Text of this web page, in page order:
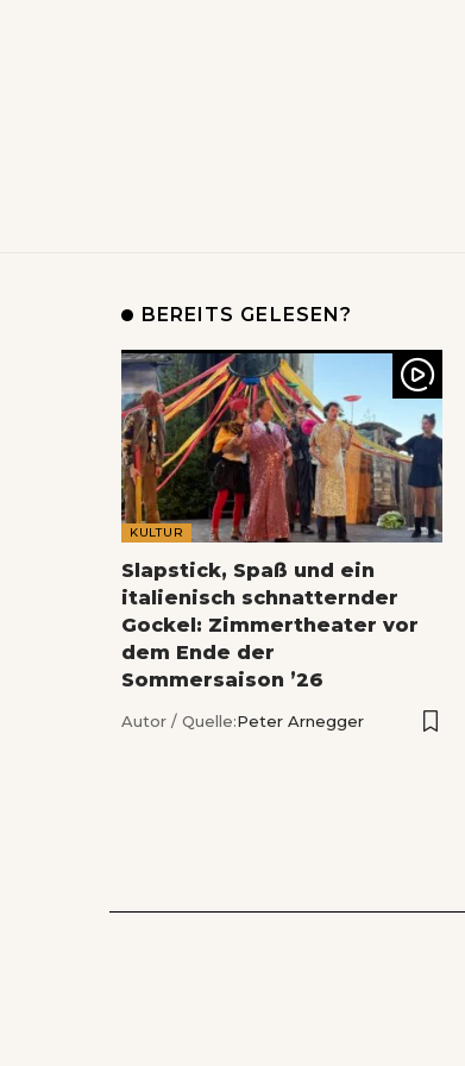
BEREITS GELESEN?
KULTUR
Slapstick, Spaß und ein
italienisch schnatternder
Gockel: Zimmertheater vor
dem Ende der
Sommersaison ’26
Autor / Quelle:Peter Arnegger